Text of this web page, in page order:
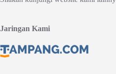
Jaringan Kami